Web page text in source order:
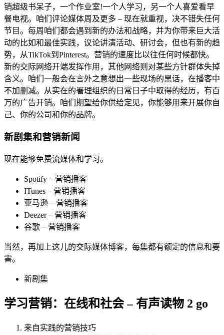
销超级书呆子，一个作业室!一个人学习，另一个人喜爱看早
餐电视。咱们评论媒体周及更多 – 现在就重视，决不错失任何
节目。每周咱们都会遇到新的办法和战略，并为你带来巨大活
动的比如和最佳实践，议论讲演活动、研讨会，但也有新的趋
势，从TikTok到Pinterest。营销的速度比以往任何时候都快。
新的交际网络开端发挥作用，其他网络则对某些方针群体失掉
含义。咱们一般会在言外之意想出一些现场的黑话，在播客中
不加删减。从实在的署理组织的日常日子中取得的经历，有百
万的广告开销。咱们期望给你供给定见，你能够用来开展你自
己、你的公司和你的品牌。
新剧集和营销新闻
现在能够免费流媒体和学习。
Spotify – 营销播客
ITunes – 营销播客
亚马逊 – 营销播客
Deezer – 营销播客
谷歌 – 营销播客
当然，再加上这儿的交际媒体博客，每集都有额定的信息和要
害。
新剧集
学习营销：在线和社会 – 有声读物 2 go
来自实践的营销技巧